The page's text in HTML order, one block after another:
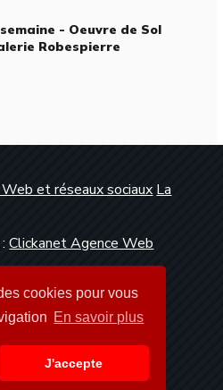
cookies pour vous
En savoir plus
J'accepte
- Oeuvre de Sol
Robespierre
et réseaux sociaux La
:Clickanet Agence Web